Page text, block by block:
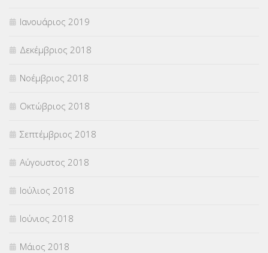
Ιανουάριος 2019
Δεκέμβριος 2018
Νοέμβριος 2018
Οκτώβριος 2018
Σεπτέμβριος 2018
Αύγουστος 2018
Ιούλιος 2018
Ιούνιος 2018
Μάιος 2018